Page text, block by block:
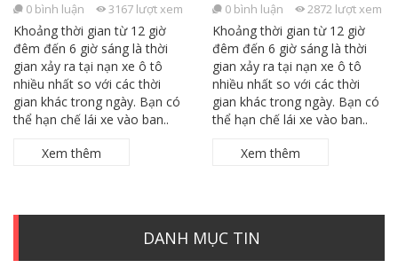
0 bình luận 3167 lượt xem
Khoảng thời gian từ 12 giờ
đêm đến 6 giờ sáng là thời
gian xảy ra tại nạn xe ô tô
nhiều nhất so với các thời
gian khác trong ngày. Bạn có
thể hạn chế lái xe vào ban..
Xem thêm
0 bình luận 2872 lượt xem
Khoảng thời gian từ 12 giờ
đêm đến 6 giờ sáng là thời
gian xảy ra tại nạn xe ô tô
nhiều nhất so với các thời
gian khác trong ngày. Bạn có
thể hạn chế lái xe vào ban..
Xem thêm
DANH MỤC TIN